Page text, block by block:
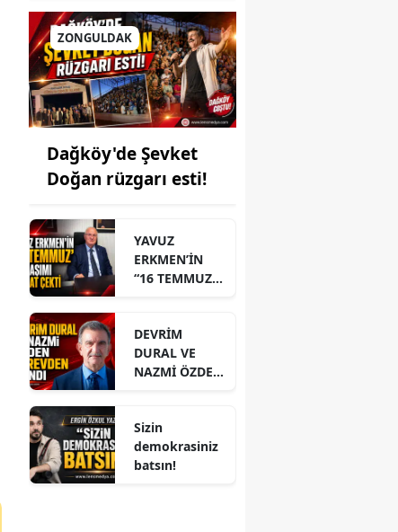
ZONGULDAK
Dağköy'de Şevket
Doğan rüzgarı esti!
YAVUZ
ERKMEN’İN
“16 TEMMUZ”
DEVRİM
DURAL VE
NAZMİ ÖZDEN
Sizin
demokrasiniz
batsın!